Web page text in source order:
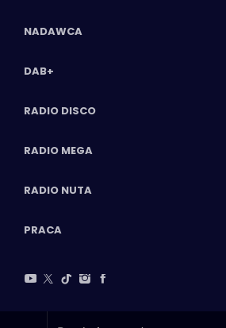
NADAWCA
DAB+
RADIO DISCO
RADIO MEGA
RADIO NUTA
PRACA